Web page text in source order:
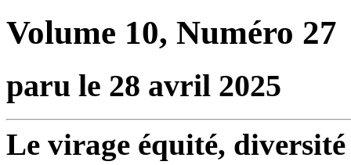
Volume 10, Numéro 27
paru le 28 avril 2025
Le virage équité,